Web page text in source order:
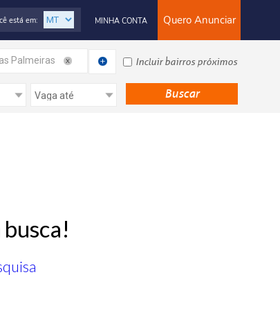
Quero Anunciar
MINHA CONTA
está em:
Palmeiras Incluir bairros próximos